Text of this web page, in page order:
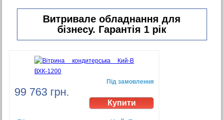
Витривале обладнання для
бізнесу. Гарантія 1 рік
99 763 грн.
Під замовлення